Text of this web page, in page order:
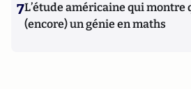
7L’étude américaine qui montre
(encore) un génie en maths